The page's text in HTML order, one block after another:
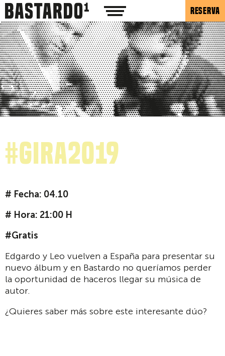
RESERVA
#Gira2019
# Fecha: 04.10
# Hora: 21:00 H
#Gratis
Edgardo y Leo vuelven a España para presentar su
nuevo álbum y en Bastardo no queríamos perder
la oportunidad de haceros llegar su música de
autor.
¿Quieres saber más sobre este interesante dúo?